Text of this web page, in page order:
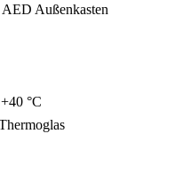
Außenkasten
°C